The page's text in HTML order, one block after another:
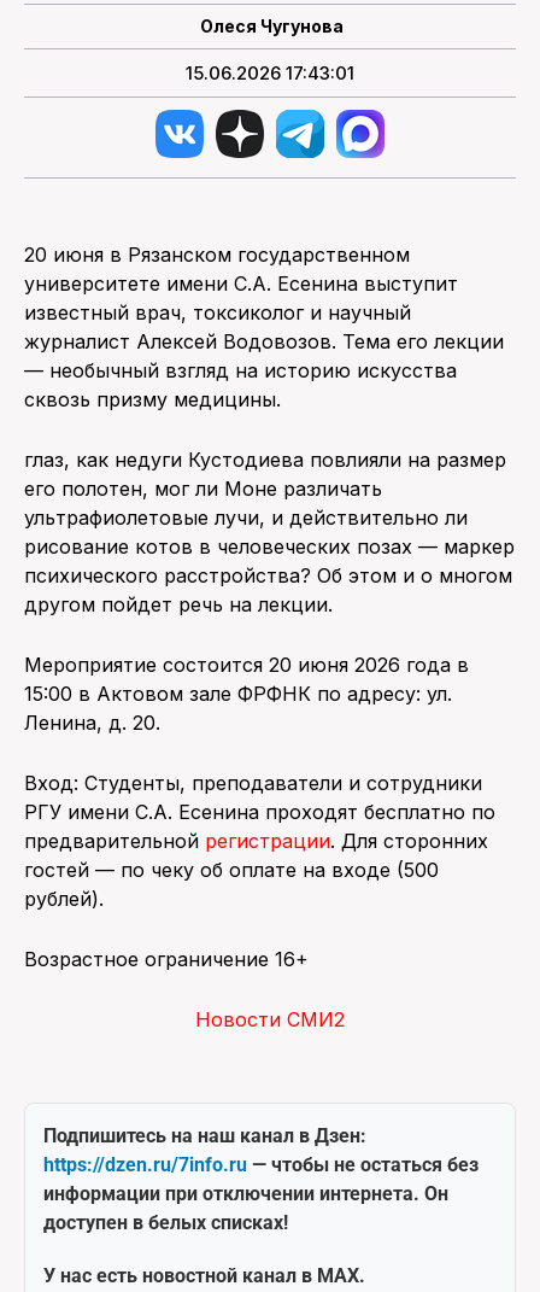
Олеся Чугунова
15.06.2026 17:43:01
20 июня в Рязанском государственном
университете имени С.А. Есенина выступит
известный врач, токсиколог и научный
журналист Алексей Водовозов. Тема его лекции
— необычный взгляд на историю искусства
сквозь призму медицины.
глаз, как недуги Кустодиева повлияли на размер
его полотен, мог ли Моне различать
ультрафиолетовые лучи, и действительно ли
рисование котов в человеческих позах — маркер
психического расстройства? Об этом и о многом
другом пойдет речь на лекции.
Мероприятие состоится 20 июня 2026 года в
15:00 в Актовом зале ФРФНК по адресу: ул.
Ленина, д. 20.
Вход: Студенты, преподаватели и сотрудники
РГУ имени С.А. Есенина проходят бесплатно по
предварительной регистрации. Для сторонних
гостей — по чеку об оплате на входе (500
рублей).
Возрастное ограничение 16+
Новости СМИ2
Подпишитесь на наш канал в Дзен:
https://dzen.ru/7info.ru — чтобы не остаться без
информации при отключении интернета. Он
доступен в белых списках!
У нас есть новостной канал в MAX.